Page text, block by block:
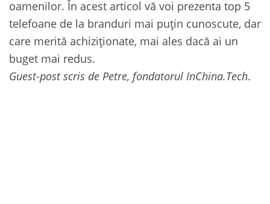
oamenilor. În acest articol vă voi prezenta top 5
telefoane de la branduri mai puțin cunoscute, dar
care merită achiziționate, mai ales dacă ai un
buget mai redus.
Guest-post scris de Petre, fondatorul InChina.Tech.